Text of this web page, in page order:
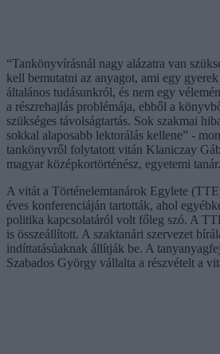
“Tankönyvírásnál nagy alázatra van
kell bemutatni az anyagot, ami egy
általános tudásunkról, és nem egy
a részrehajlás problémája, ebből a
szükséges távolságtartás. Sok szakmai
sokkal alaposabb lektorálás kellene” -
tankönyvről folytatott vitán Klaniczay
magyar középkortörténész, egyetemi tanár.
A vitát a Történelemtanárok Egylete
éves konferenciáján tartották, ahol
politika kapcsolatáról volt főleg szó. A
is összeállított. A szaktanári szervezet
indíttatásúaknak állítják be. A
Szabados György vállalta a részvételt a